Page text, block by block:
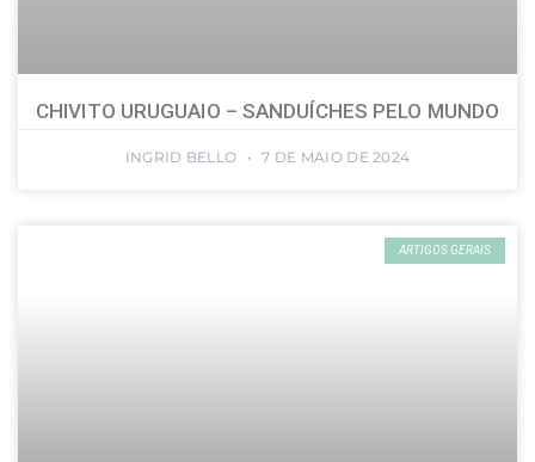
CHIVITO URUGUAIO – SANDUÍCHES PELO MUNDO
INGRID BELLO 7 DE MAIO DE 2024
ARTIGOS GERAIS